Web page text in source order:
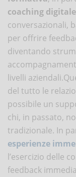
coaching digitale
conversazionali,
per offrire
diventando
livelli
del tutto le
possibile un
chi, in passato,
tradizionale. In
esperienze
l’esercizio delle
feedback